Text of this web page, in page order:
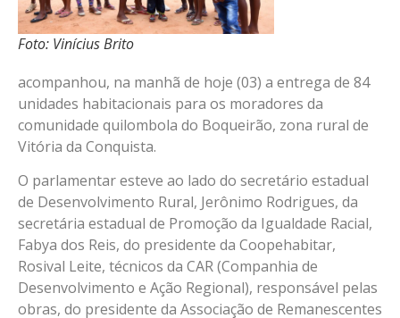
Foto: Vinícius Brito
acompanhou, na manhã de hoje (03) a entrega de 84
unidades habitacionais para os moradores da
comunidade quilombola do Boqueirão, zona rural de
Vitória da Conquista.
O parlamentar esteve ao lado do secretário estadual
de Desenvolvimento Rural, Jerônimo Rodrigues, da
secretária estadual de Promoção da Igualdade Racial,
Fabya dos Reis, do presidente da Coopehabitar,
Rosival Leite, técnicos da CAR (Companhia de
Desenvolvimento e Ação Regional), responsável pelas
obras, do presidente da Associação de Remanescentes